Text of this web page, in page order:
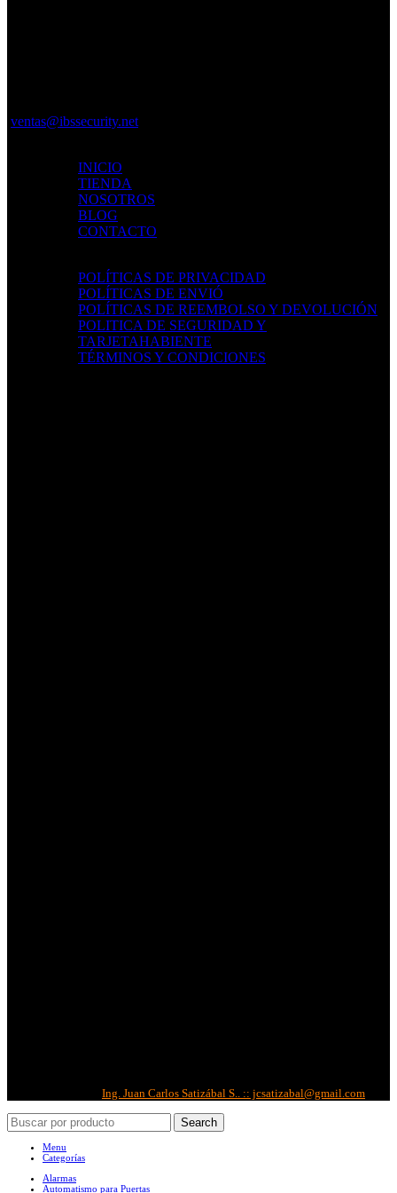
ventas@ibssecurity.net
INICIO
TIENDA
NOSOTROS
BLOG
CONTACTO
POLÍTICAS DE PRIVACIDAD
POLÍTICAS DE ENVIÓ
POLÍTICAS DE REEMBOLSO Y DEVOLUCIÓN
POLITICA DE SEGURIDAD Y
TARJETAHABIENTE
TÉRMINOS Y CONDICIONES
Ing. Juan Carlos Satizábal S.. :: jcsatizabal@gmail.com
Search
Menu
Categorías
Alarmas
Automatismo para Puertas